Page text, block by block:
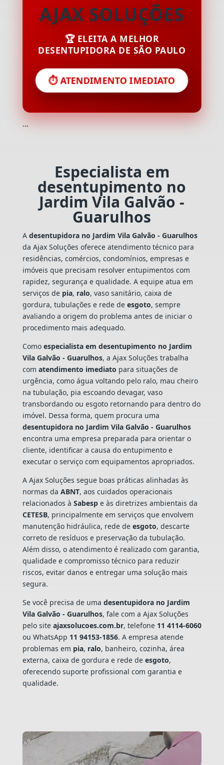
AJAX SOLUÇÕES
🏆 ELEITA A MELHOR
DESENTUPIDORA DE SÃO PAULO
⏱️ ATENDIMENTO IMEDIATO
```
Especialista em
desentupimento no
Jardim Vila Galvão -
Guarulhos
A desentupidora no Jardim Vila Galvão - Guarulhos
da Ajax Soluções oferece atendimento técnico para
residências, comércios, condomínios, empresas e
imóveis que precisam resolver entupimentos com
rapidez, segurança e qualidade. A equipe atua em
serviços de pia, ralo, vaso sanitário, caixa de
gordura, tubulações e rede de esgoto, sempre
avaliando a origem do problema antes de iniciar o
procedimento mais adequado.
Como especialista em desentupimento no Jardim
Vila Galvão - Guarulhos, a Ajax Soluções trabalha
com atendimento imediato para situações de
urgência, como água voltando pelo ralo, mau cheiro
na tubulação, pia escoando devagar, vaso
transbordando ou esgoto retornando para dentro do
imóvel. Dessa forma, quem procura uma
desentupidora no Jardim Vila Galvão - Guarulhos
encontra uma empresa preparada para orientar o
cliente, identificar a causa do entupimento e
executar o serviço com equipamentos apropriados.
A Ajax Soluções segue boas práticas alinhadas às
normas da ABNT, aos cuidados operacionais
relacionados à Sabespe às diretrizes ambientais da
CETESB, principalmente em serviços que envolvem
manutenção hidráulica, rede de esgoto, descarte
correto de resíduos e preservação da tubulação.
Além disso, o atendimento é realizado com garantia,
qualidade e compromisso técnico para reduzir
riscos, evitar danos e entregar uma solução mais
segura.
Se você precisa de uma desentupidora no Jardim
Vila Galvão - Guarulhos, fale com a Ajax Soluções
pelo site ajaxsolucoes.com.br, telefone 11 4114-6060
ou WhatsApp 11 94153-1856. A empresa atende
problemas em pia, ralo, banheiro, cozinha, área
externa, caixa de gordura e rede de esgoto,
oferecendo suporte profissional com garantia e
qualidade.